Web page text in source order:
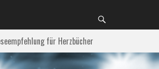
für Herzbücher